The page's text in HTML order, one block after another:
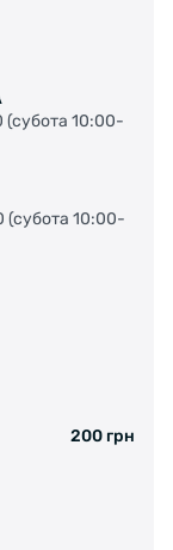
(субота 10:00-
(субота 10:00-
200 грн